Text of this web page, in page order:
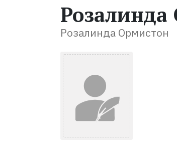
Розалинда Ормистон